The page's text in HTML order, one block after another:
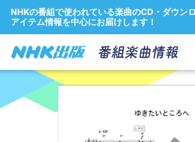
NHKの番組で使われている楽曲のCD・ダウン
アイテム情報を中心にお届けします！